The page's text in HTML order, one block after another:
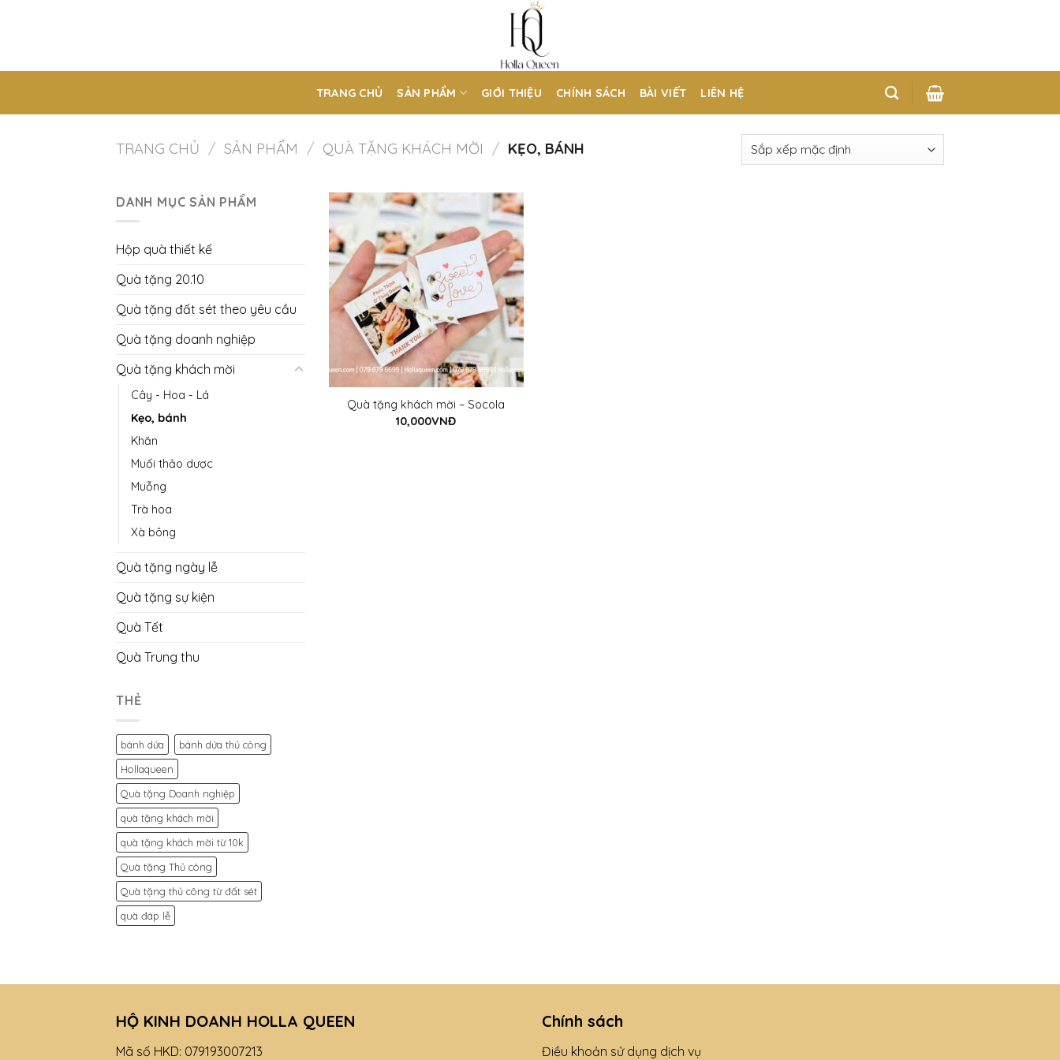
dung
TRANG CHỦ SẢN PHẨM GIỚI THIỆU CHÍNH SÁCH BÀI VIẾT LIÊN HỆ
TRANG CHỦ / SẢN PHẨM / QUÀ TẶNG KHÁCH MỜI / KẸO, BÁNH
DANH MỤC SẢN PHẨM
Hộp quà thiết kế
Quà tặng 20.10
Quà tặng đất sét theo yêu cầu
Quà tặng doanh nghiệp
Quà tặng khách mời
Cây - Hoa - Lá
Kẹo, bánh
Khăn
Muối thảo dược
Muỗng
Trà hoa
Xà bông
Quà tặng ngày lễ
Quà tặng sự kiện
Quà Tết
Quà Trung thu
THẺ
bánh dứa
bánh dứa thủ công
Hollaqueen
Quà tặng Doanh nghiệp
quà tặng khách mời
quà tặng khách mời từ 10k
Quà tặng Thủ công
Quà tặng thủ công từ đất sét
quà đáp lễ
Quà tặng khách mời – Socola
10,000VNĐ
HỘ KINH DOANH HOLLA QUEEN
Mã số HKD: 079193007213
Chính sách
Điều khoản sử dụng dịch vụ